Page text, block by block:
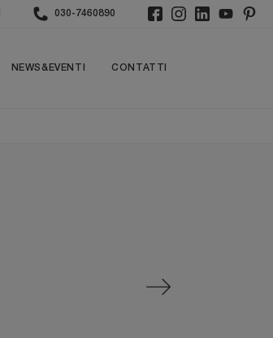
030-7460890
NEWS&EVENTI CONTATTI